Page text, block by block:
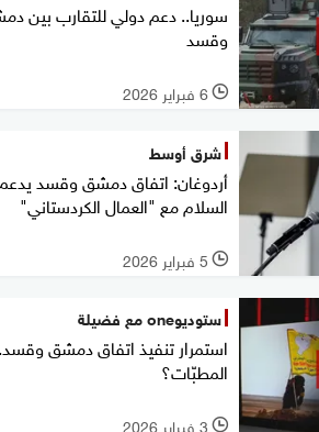
سوريا.. دعم دولي للتقارب بين
وقسد
l 6 فبراير 2026
شرق أوسط
أردوغان: اتفاق دمشق وقسد
السلام مع "العمال الكردستاني"
l 5 فبراير 2026
ستوديوone مع فضيلة
استمرار تنفيذ اتفاق دمشق
المطبّات؟
l 3 فبراير 2026